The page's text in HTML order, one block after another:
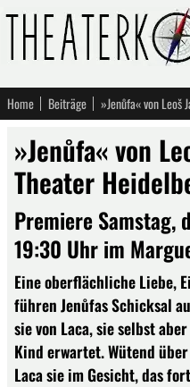
Home Beiträge
»Jenůfa« von
Theater
Premiere Samstag,
19:30 Uhr im
Eine oberflächliche Liebe,
führen Jenůfas Schicksal
sie von Laca, sie selbst
Kind erwartet. Wütend
Laca sie im Gesicht, das